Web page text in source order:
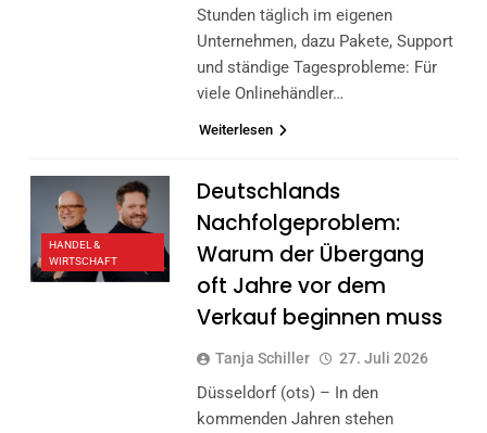
Stunden täglich im eigenen
Unternehmen, dazu Pakete, Support
und ständige Tagesprobleme: Für
viele Onlinehändler…
Weiterlesen
HANDEL &
WIRTSCHAFT
Deutschlands
Nachfolgeproblem:
Warum der Übergang
oft Jahre vor dem
Verkauf beginnen muss
Tanja Schiller 27. Juli 2026
Düsseldorf (ots) – In den
kommenden Jahren stehen